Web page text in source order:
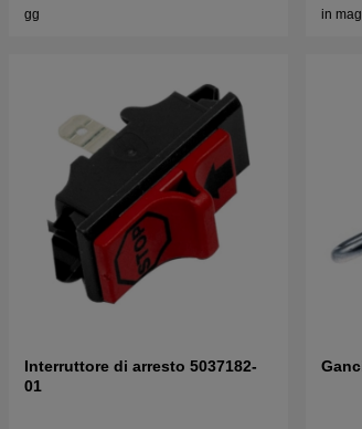
gg
in
Interruttore di arresto 5037182-
01